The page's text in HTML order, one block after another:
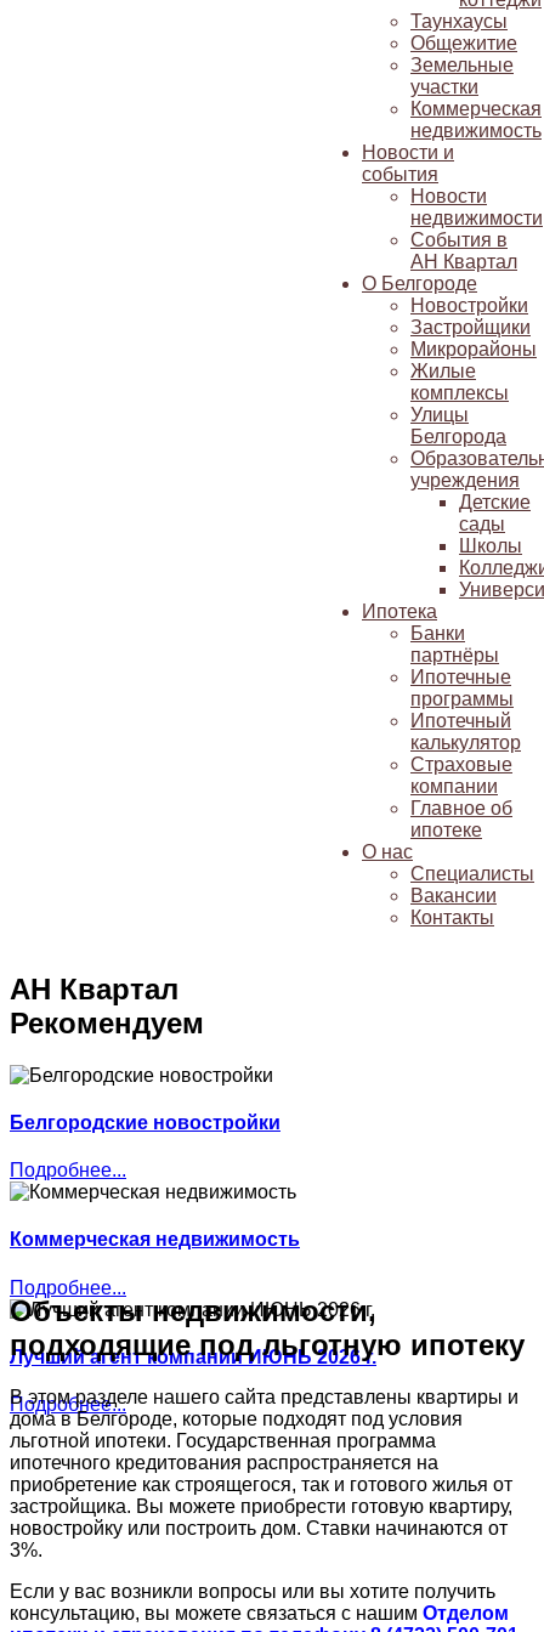
Таунхаусы
Общежитие
Земельные
участки
Коммерческая
недвижимость
Новости и
события
Новости
недвижимости
События в
АН Квартал
О Белгороде
Новостройки
Застройщики
Микрорайоны
Жилые
комплексы
Улицы
Белгорода
учреждения
Детские
сады
Школы
Ипотека
Банки
партнёры
Ипотечные
программы
Ипотечный
калькулятор
Страховые
компании
Главное об
ипотеке
О нас
Специалисты
Вакансии
Контакты
АН Квартал
Рекомендуем
Белгородские новостройки
Подробнее...
Коммерческая недвижимость
Подробнее...
Лучший агент компании ИЮНЬ 2026 г.
Подробнее...
Объекты недвижимости,
подходящие под льготную ипотеку
В этом разделе нашего сайта представлены квартиры и
дома в Белгороде, которые подходят под условия
льготной ипотеки. Государственная программа
ипотечного кредитования распространяется на
приобретение как строящегося, так и готового жилья от
застройщика. Вы можете приобрести готовую квартиру,
новостройку или построить дом. Ставки начинаются от
3%.
Если у вас возникли вопросы или вы хотите получить
консультацию, вы можете связаться с нашим Отделом